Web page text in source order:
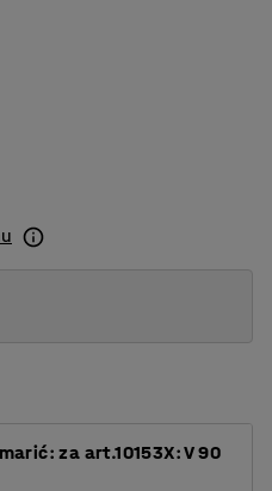
za art.10153X: V 90